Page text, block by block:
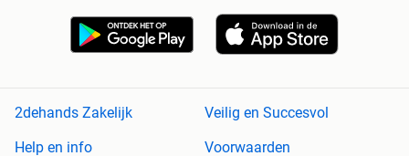
2dehands Zakelijk
Veilig en Succesvol
Help en info
Voorwaarden